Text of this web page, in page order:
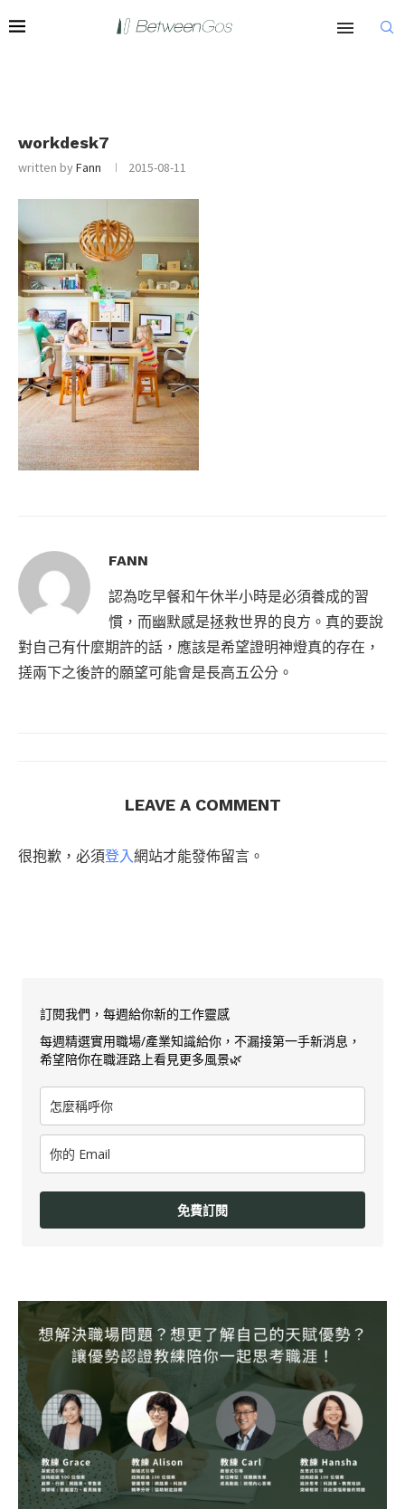
workdesk7
written byFann 2015-08-11
FANN
認為吃早餐和午休半小時是必須養成的習
慣，而幽默感是拯救世界的良方。真的要說
對自己有什麼期許的話，應該是希望證明神燈真的存在，
搓兩下之後許的願望可能會是長高五公分。
LEAVE A COMMENT
很抱歉，必須登入網站才能發佈留言。
訂閱我們，每週給你新的工作靈感
每週精選實用職場/產業知識給你，不漏接第一手新消息，
希望陪你在職涯路上看見更多風景🌿
免費訂閱